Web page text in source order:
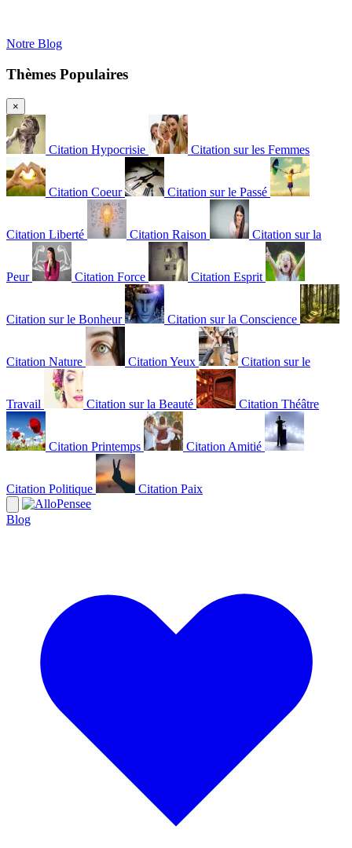
Notre Blog
Thèmes Populaires
×
Citation Hypocrisie Citation sur les Femmes
Citation Coeur Citation sur le Passé
Citation Liberté Citation Raison Citation sur la
Peur Citation Force Citation Esprit
Citation sur le Bonheur Citation sur la Conscience
Citation Nature Citation Yeux Citation sur le
Travail Citation sur la Beauté Citation Théâtre
Citation Printemps Citation Amitié
Citation Politique Citation Paix
Blog